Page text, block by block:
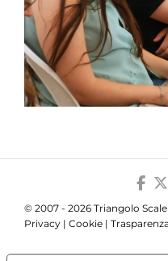
© 2007 - 2026 Triangolo
Privacy | Cookie | Trasparenza